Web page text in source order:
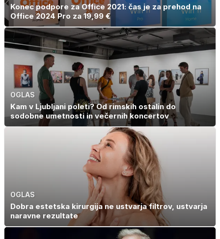
Konec podpore za Office 2021: čas je za prehod na
Office 2024 Pro za 19,99 €
OGLAS
Kam v Ljubljani poleti? Od rimskih ostalin do
sodobne umetnosti in večernih koncertov
OGLAS
Dobra estetska kirurgija ne ustvarja filtrov, ustvarja
naravne rezultate